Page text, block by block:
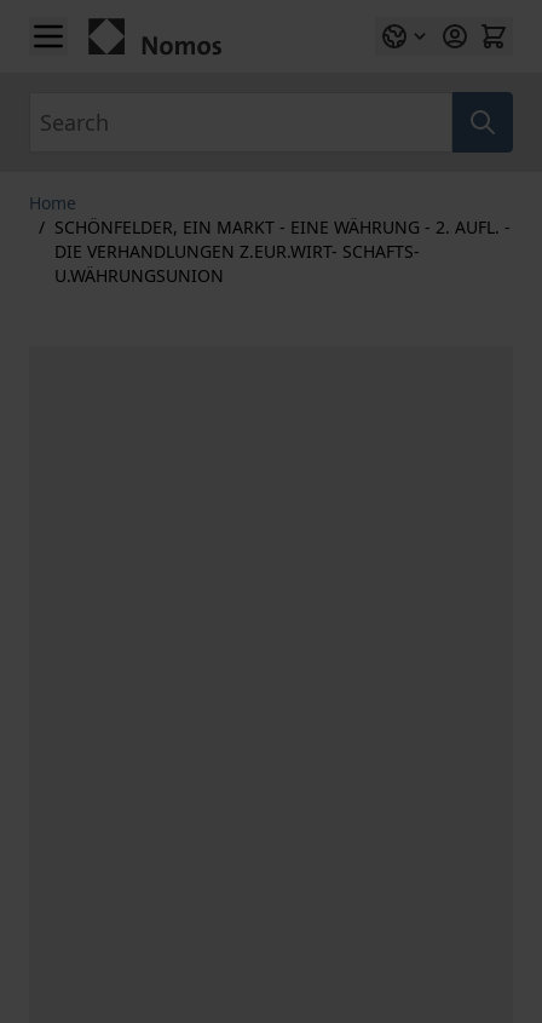
Skip to Content
Home
/ SCHÖNFELDER, EIN MARKT - EINE WÄHRUNG - 2. AUFL. -
DIE VERHANDLUNGEN Z.EUR.WIRT- SCHAFTS-
U.WÄHRUNGSUNION